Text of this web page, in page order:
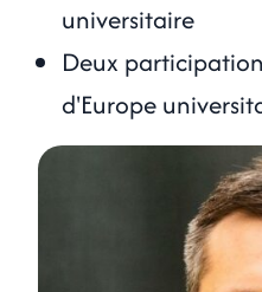
universitaire
Deux
d'Europe